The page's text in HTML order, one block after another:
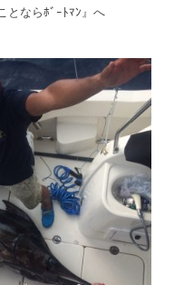
とならﾎﾞｰﾄﾏﾝ』へ